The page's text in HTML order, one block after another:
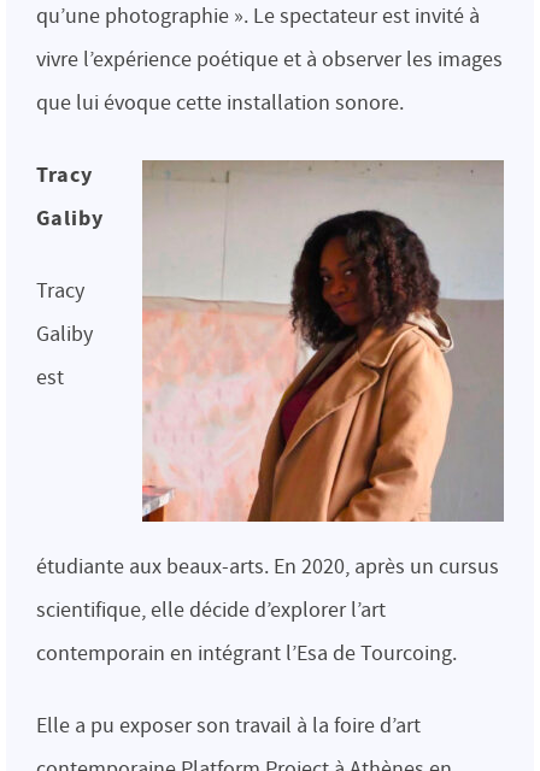
qu’une photographie ». Le spectateur est invité à
vivre l’expérience poétique et à observer les images
que lui évoque cette installation sonore.
Tracy
Galiby
Tracy
Galiby
est
étudiante aux beaux-arts. En 2020, après un cursus
scientifique, elle décide d’explorer l’art
contemporain en intégrant l’Esa de Tourcoing.
Elle a pu exposer son travail à la foire d’art